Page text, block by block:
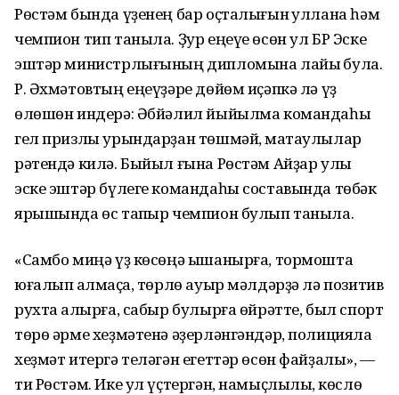
Рөстәм бында үҙенең бар оҫталығын ҡуллана һәм
чемпион тип таныла. Ҙур еңеүе өсөн ул БР Эске
эштәр министрлығының дипломына лайыҡ була.
Р. Әхмәтовтың еңеүҙәре дөйөм иҫәпкә лә үҙ
өлөшөн индерә: Әбйәлил йыйылма командаһы
гел призлы урындарҙан төшмәй, маҡтаулылар
рәтендә килә. Быйыл ғына Рөстәм Айҙар улы
эске эштәр бүлеге командаһы составында төбәк
ярышында өс тапҡыр чемпион булып таныла.
«Самбо миңә үҙ көсөңә ышанырға, тормошта
юғалып ҡалмаҫҡа, төрлө ауыр мәлдәрҙә лә позитив
рухта ҡалырға, сабыр булырға өйрәтте, был спорт
төрө әрме хеҙмәтенә әҙерләнгәндәр, полицияла
хеҙмәт итергә теләгән егеттәр өсөн файҙалы», —
ти Рөстәм. Ике ул үҫтергән, намыҫлылыҡ, көслө